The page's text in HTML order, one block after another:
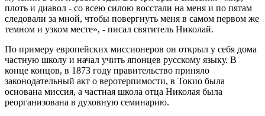
плоть и диавол - со всею силою восстали на меня и по пятам
следовали за мной, чтобы повергнуть меня в самом первом же
темном и узком месте», - писал святитель Николай.
По примеру европейских миссионеров он открыл у себя дома
частную школу и начал учить японцев русскому языку. В
конце концов, в 1873 году правительство приняло
законодательный акт о веротерпимости, в Токио была
основана миссия, а частная школа отца Николая была
реорганизована в духовную семинарию.